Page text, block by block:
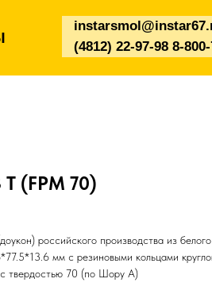
(4812) 22-97-98 8-
(FPM 70)
российского производства из
мм с резиновыми кольцами
с твердостью 70 (по Шору А)